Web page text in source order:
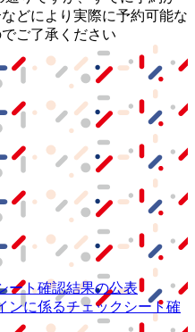
どにより実際に予約可能な
ご了承ください
ート確認結果の公表
ンに係るチェックシート確